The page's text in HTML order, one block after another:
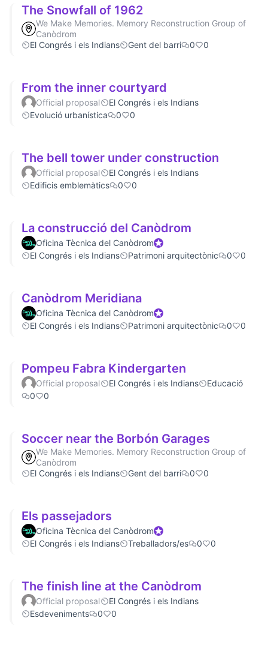
The Snowfall of 1962
We Make Memories. Memory Reconstruction Group of
Canòdrom
El Congrés i els Indians
Gent del barri 0 0
From the inner courtyard
Official proposal
El Congrés i els Indians
Evolució urbanística
0 0
The bell tower under construction
Official proposal
El Congrés i els Indians
Edificis emblemàtics
0 0
La construcció del Canòdrom
Oficina Tècnica del CanòdromOfficial participant
El Congrés i els Indians
Patrimoni arquitectònic 0 0
Canòdrom Meridiana
Oficina Tècnica del CanòdromOfficial participant
El Congrés i els Indians
Patrimoni arquitectònic 0 0
Pompeu Fabra Kindergarten
Official proposal El Congrés i els Indians
Educació
0
0
Soccer near the Borbón Garages
We Make Memories. Memory Reconstruction Group of
Canòdrom
El Congrés i els Indians
Gent del barri 0 0
Els passejadors
Oficina Tècnica del CanòdromOfficial participant
El Congrés i els Indians
Treballadors/es 0 0
The finish line at the Canòdrom
Official proposal
El Congrés i els Indians
Esdeveniments
0 0